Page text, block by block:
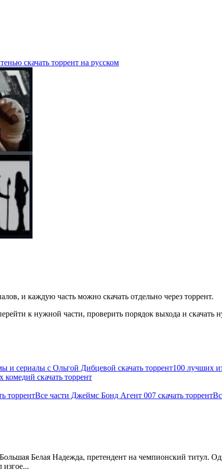
скачать торрент на русском
и каждую часть можно скачать отдельно через торрент.
к нужной части, проверить порядок выхода и скачать
и сериалы с Ольгой Дибцевой скачать торрент100 лучших
скачать торрент
торрентВсе части Джеймс Бонд Агент 007 скачать торрент
Белая Надежда, претендент на чемпионский титул.